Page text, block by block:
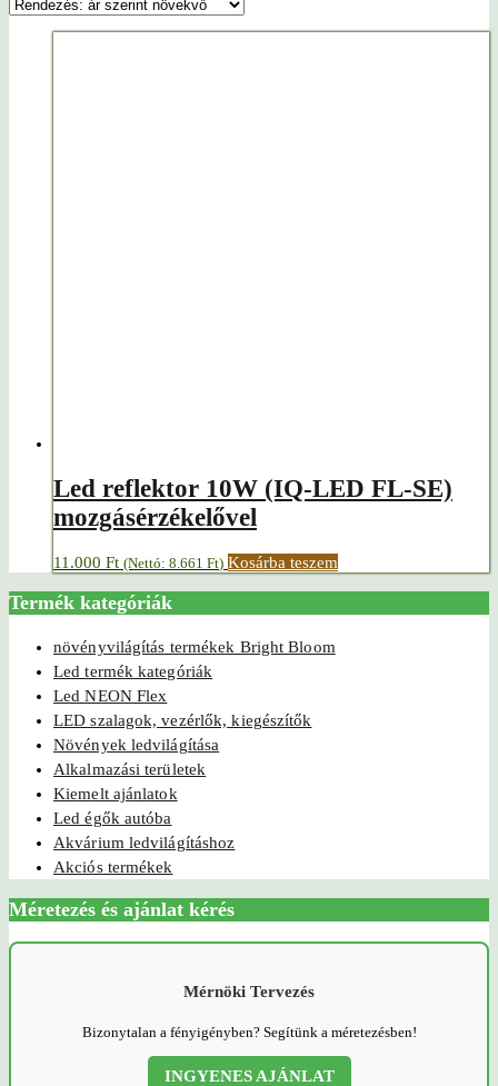
Led reflektor 10W (IQ-LED FL-SE)
mozgásérzékelővel
11.000 Ft (Nettó: 8.661 Ft) Kosárba teszem
Termék kategóriák
növényvilágítás termékek Bright Bloom
Led termék kategóriák
Led NEON Flex
LED szalagok, vezérlők, kiegészítők
Növények ledvilágítása
Alkalmazási területek
Kiemelt ajánlatok
Led égők autóba
Akvárium ledvilágításhoz
Akciós termékek
Méretezés és ajánlat kérés
Mérnöki Tervezés
Bizonytalan a fényigényben? Segítünk a méretezésben!
INGYENES AJÁNLAT